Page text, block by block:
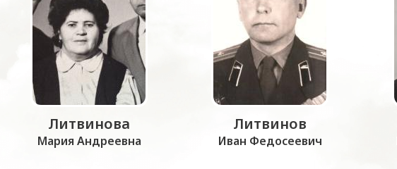
Литвинова
Мария Андреевна
Литвинов
Иван Федосеевич